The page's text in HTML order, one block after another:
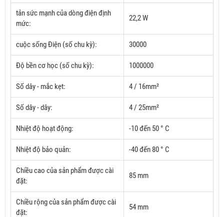
tản sức mạnh của dòng điện định
mức:
22,2 W
cuộc sống Điện (số chu kỳ): 30000
Độ bền cơ học (số chu kỳ): 1000000
Số dây - mắc kẹt: 4 / 16mm²
Số dây - dây: 4 / 25mm²
Nhiệt độ hoạt động: -10 đến 50 ° C
Nhiệt độ bảo quản: -40 đến 80 ° C
Chiều cao của sản phẩm được cài
đặt:
85 mm
Chiều rộng của sản phẩm được cài
đặt:
54 mm